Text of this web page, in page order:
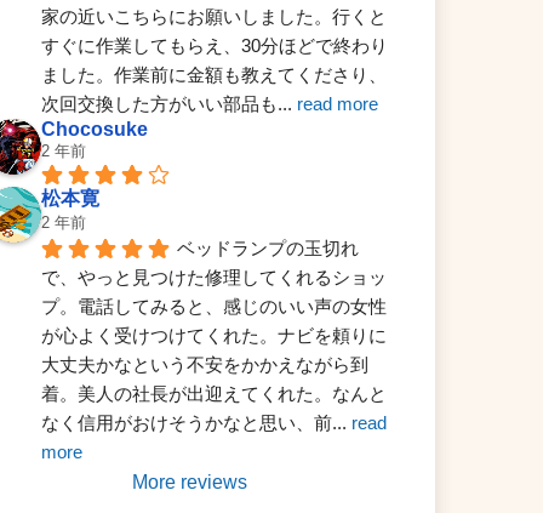
家の近いこちらにお願いしました。行くと
すぐに作業してもらえ、30分ほどで終わり
ました。作業前に金額も教えてくださり、
次回交換した方がいい部品も... read more
Chocosuke
2 年前
松本寛
2 年前
ベッドランプの玉切れ
で、やっと見つけた修理してくれるショッ
プ。電話してみると、感じのいい声の女性
が心よく受けつけてくれた。ナビを頼りに
大丈夫かなという不安をかかえながら到
着。美人の社長が出迎えてくれた。なんと
なく信用がおけそうかなと思い、前... read
more
More reviews